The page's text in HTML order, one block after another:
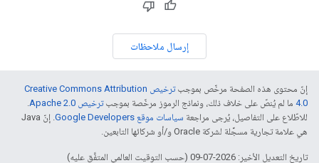
إرسال ملاحظات
إنّ محتوى هذه الصفحة مرخّص بموجب
ترخيص Creative Commons Attribution
4.0‏ ما لم يُنصّ على خلاف ذلك، ونماذج الرموز مرخّصة بموجبترخيص Apache 2.0‏
.
للاطّلاع على التفاصيل، يُرجى مراجعة سياسات موقع Google Developers‏
. إنّ Java
هي علامة تجارية مسجَّلة لشركة Oracle و/أو شركائها التابعين.
تاريخ التعديل الأخير: 2026-07-09 (حسب التوقيت العالمي المتفَّق عليه)